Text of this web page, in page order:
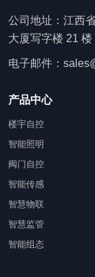
公司地址：江西
大厦写字楼 21 楼
电子邮件：
产品中心
楼宇自控
智能照明
阀门自控
智能传感
智慧物联
智慧监管
智能组态